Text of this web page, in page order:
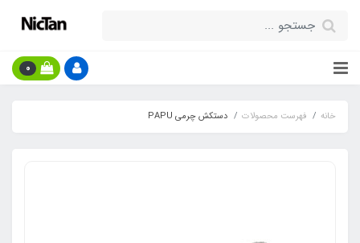
0
خانه فهرست محصولات دستکش چرمی PAPU